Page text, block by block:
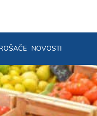
NOVOSTI